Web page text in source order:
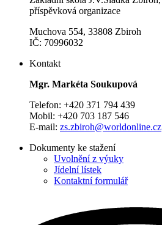
příspěvková organizace
Muchova 554, 33808 Zbiroh
IČ: 70996032
Kontakt
Mgr. Markéta Soukupová
Telefon: +420 371 794 439
Mobil: +420 703 187 546
E-mail: zs.zbiroh@worldonline.cz
Dokumenty ke stažení
Uvolnění z výuky
Jídelní lístek
Kontaktní formulář